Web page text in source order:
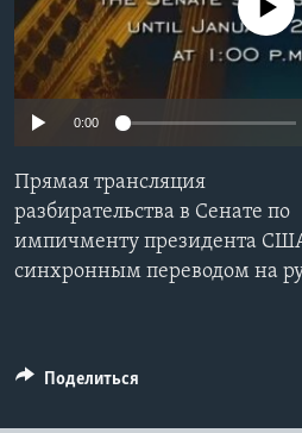
Learning English
Языки
No media source
0:00
Прямая трансляция
разбирательства в Сенате по
импичменту президента
синхронным переводом на
Поделиться